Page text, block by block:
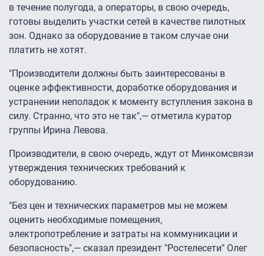
в течение полугода, а операторы, в свою очередь,
готовы выделить участки сетей в качестве пилотных
зон. Однако за оборудование в таком случае они
платить не хотят.
"Производители должны быть заинтересованы в
оценке эффективности, доработке оборудования и
устранении неполадок к моменту вступления закона в
силу. Странно, что это не так",— отметила куратор
группы Ирина Левова.
Производители, в свою очередь, ждут от Минкомсвязи
утверждения технических требований к
оборудованию.
"Без цен и технических параметров мы не можем
оценить необходимые помещения,
электропотребление и затраты на коммуникации и
безопасность",— сказал президент "Ростелесети" Олег